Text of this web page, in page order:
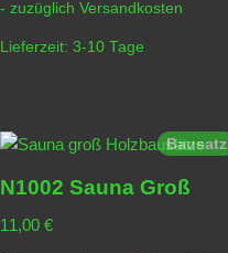
- zuzüglich Versandkosten
Lieferzeit: 3-10 Tage
Bausatz
N1002 Sauna Groß
11,00 €